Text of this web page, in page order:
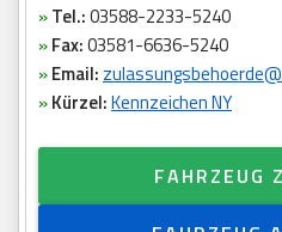
»Tel.:03588-2233-5240
»Fax:03581-6636-5240
»Email:
»Kürzel:Kennzeichen NY
FAHRZEUG